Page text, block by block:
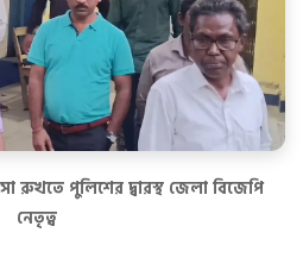
রুখতে পুলিশের দ্বারস্থ জেলা বিজেপি
নেতৃত্ব